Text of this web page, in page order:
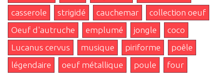
casserole
strigidé cauchemar
collection oeuf
Oeuf d'autruche
emplumé jongle
coco
Lucanus cervus
musique piriforme
poêle
légendaire
oeuf métallique poule four